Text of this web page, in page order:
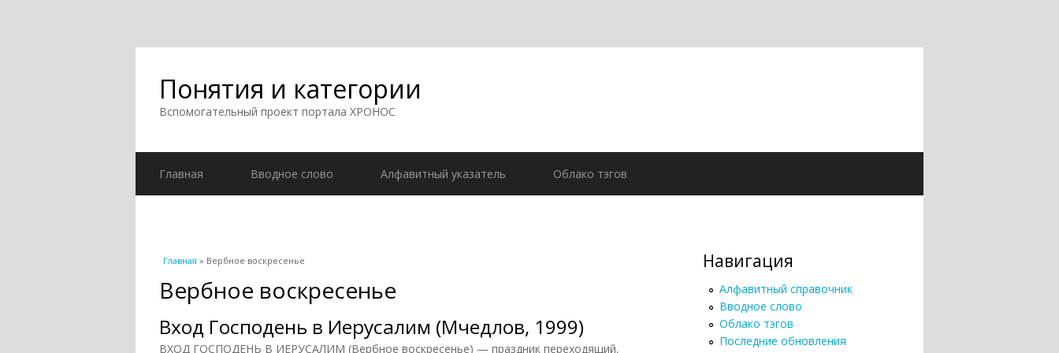
Понятия и категории
Вспомогательный проект портала ХРОНОС
Главная Вводное слово Алфавитный указатель Облако тэгов
Вы здесь
Главная » Вербное воскресенье
Вербное воскресенье
Вход Господень в Иерусалим (Мчедлов, 1999)
ВХОД ГОСПОДЕНЬ В ИЕРУСАЛИМ (Вербное воскресенье) — праздник переходящий,
Навигация
Алфавитный справочник
Вводное слово
Облако тэгов
Последние обновления